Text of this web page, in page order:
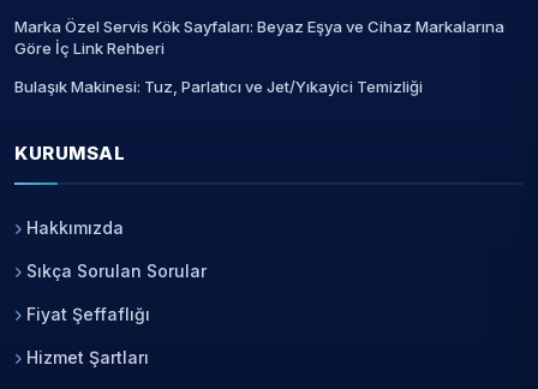
Marka Özel Servis Kök Sayfaları: Beyaz Eşya ve Cihaz Markalarına
Göre İç Link Rehberi
Bulaşık Makinesi: Tuz, Parlatıcı ve Jet/Yıkayici Temizliği
KURUMSAL
Hakkımızda
Sıkça Sorulan Sorular
Fiyat Şeffaflığı
Hizmet Şartları